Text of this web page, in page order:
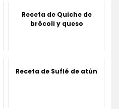
Receta de Quiche de
brócoli y queso
Receta de Suflé de atún